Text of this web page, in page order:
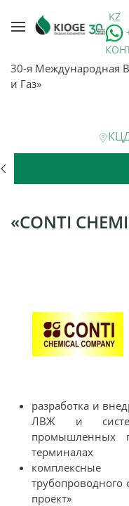
KZ
30-я Международная
и Газ»
«CONTI
разработка и
ЛВЖ и
промышленных
терминалах
трубопроводного
проект»